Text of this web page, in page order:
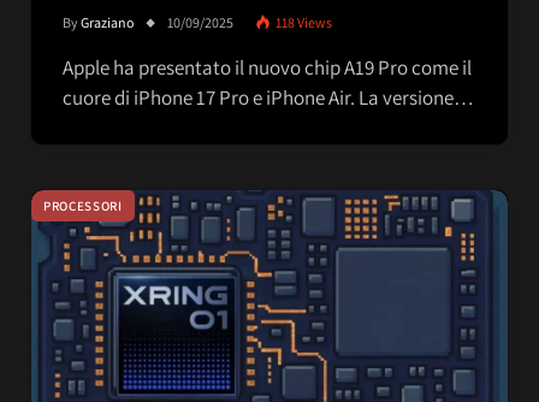
ByGraziano 10/09/2025 118Views
Apple ha presentato il nuovo chip A19 Pro come il
cuore di iPhone 17 Pro e iPhone Air. La versione…
PROCESSORI